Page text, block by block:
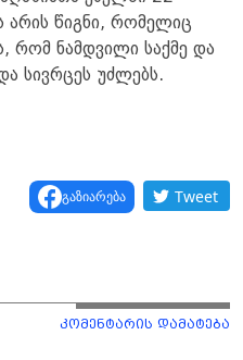
არის წიგნი, რომელიც
რომ ნამდვილი საქმე და
სივრცეს უძლებს.
გაზიარება Tweet
კომენტარის დამატება